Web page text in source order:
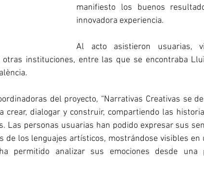
manifiesto los buenos
innovadora experiencia.
Al acto asistieron usuarias,
otras instituciones, entre las que se encontraba
del proyecto, “Narrativas Creativas se
crear, dialogar y construir, compartiendo las
Las personas usuarias han podido expresar sus
de los lenguajes artísticos, mostrándose visibles en
permitido analizar sus emociones desde una